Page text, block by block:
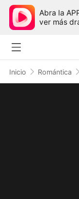
Abra la
ver más
Inicio Romántica